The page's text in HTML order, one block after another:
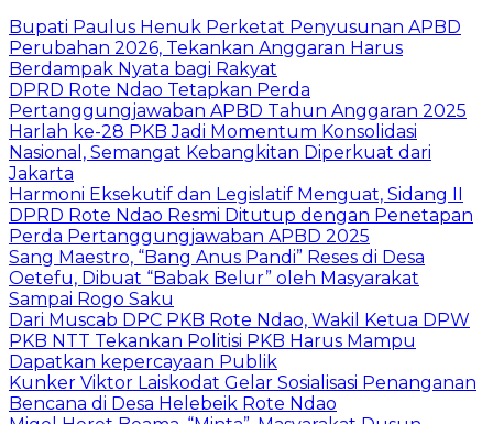
Bupati Paulus Henuk Perketat Penyusunan APBD
Perubahan 2026, Tekankan Anggaran Harus
Berdampak Nyata bagi Rakyat
DPRD Rote Ndao Tetapkan Perda
Pertanggungjawaban APBD Tahun Anggaran 2025
Harlah ke-28 PKB Jadi Momentum Konsolidasi
Nasional, Semangat Kebangkitan Diperkuat dari
Jakarta
Harmoni Eksekutif dan Legislatif Menguat, Sidang II
DPRD Rote Ndao Resmi Ditutup dengan Penetapan
Perda Pertanggungjawaban APBD 2025
Sang Maestro, “Bang Anus Pandi” Reses di Desa
Oetefu, Dibuat “Babak Belur” oleh Masyarakat
Sampai Rogo Saku
Dari Muscab DPC PKB Rote Ndao, Wakil Ketua DPW
PKB NTT Tekankan Politisi PKB Harus Mampu
Dapatkan kepercayaan Publik
Kunker Viktor Laiskodat Gelar Sosialisasi Penanganan
Bencana di Desa Helebeik Rote Ndao